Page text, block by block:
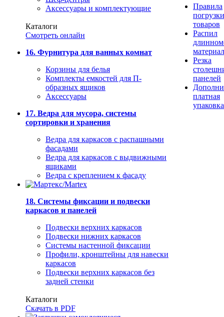
Аксессуары и комплектующие
Каталоги
Смотреть онлайн
16. Фурнитура для ванных комнат
Корзины для белья
Комплекты емкостей для П-
образных ящиков
Аксессуары
17. Ведра для мусора, системы
сортировки и хранения
Ведра для каркасов с распашными
фасадами
Ведра для каркасов с выдвижными
ящиками
Ведра с креплением к фасаду
18. Системы фиксации и подвески
каркасов и панелей
Подвески верхних каркасов
Подвески нижних каркасов
Системы настенной фиксации
Профили, кронштейны для навески
каркасов
Подвески верхних каркасов без
задней стенки
Каталоги
Скачать в PDF
Правила
погрузки
товаров
Распил
Резка
панелей
платная
упаковка